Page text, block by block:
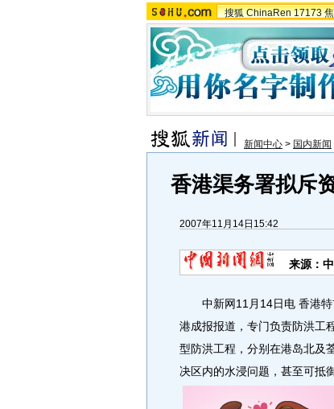
搜狐 ChinaRen 17173
新闻中心 > 国内新闻
香港渠务署拟斥
2007年11月14日15:42
来源：
中新网11月14日电 香港特
港成报报道，专门负责防洪工
型防洪工程，分别在港岛北及
决区内的水浸问题，甚至可抵